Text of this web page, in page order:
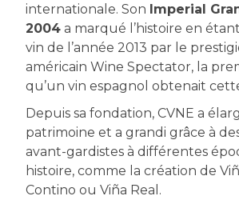
internationale. Son Imperial
2004 a marqué l’histoire en
vin de l’année 2013 par le
américain Wine Spectator, la
qu’un vin espagnol obtenait
Depuis sa fondation, CVNE a
patrimoine et a grandi grâce à
avant-gardistes à différentes
histoire, comme la création de
Contino ou Viña Real.